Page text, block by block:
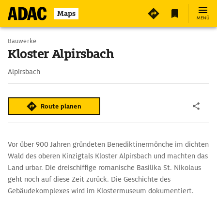
Maps MENÜ
Bauwerke
Kloster Alpirsbach
Alpirsbach
Route planen
Vor über 900 Jahren gründeten Benediktinermönche im dichten
Wald des oberen Kinzigtals Kloster Alpirsbach und machten das
Land urbar. Die dreischiffige romanische Basilika St. Nikolaus
geht noch auf diese Zeit zurück. Die Geschichte des
Gebäudekomplexes wird im Klostermuseum dokumentiert.